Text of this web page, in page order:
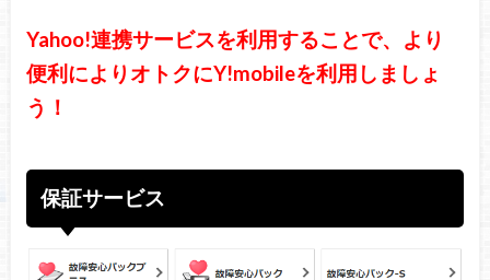
Yahoo!連携サービスを利用することで、より
便利によりオトクにY!mobileを利用しましょ
う！
保証サービス